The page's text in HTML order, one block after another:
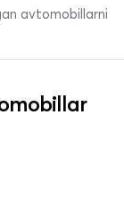
avtomobillarni